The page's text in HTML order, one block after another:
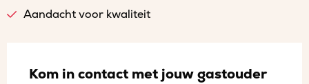
Aandacht voor kwaliteit
Kom in contact met jouw gastouder